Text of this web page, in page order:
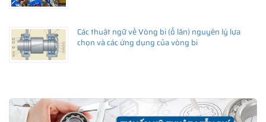
Các thuật ngữ về Vòng bi (ổ lăn) nguyên lý lựa
chọn và các ứng dụng của vòng bi